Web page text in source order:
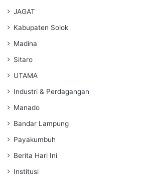
JAGAT
Kabupaten Solok
Madina
Sitaro
UTAMA
Industri & Perdagangan
Manado
Bandar Lampung
Payakumbuh
Berita Hari Ini
Institusi